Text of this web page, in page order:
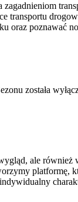
transportu
oraz
została
ale również
platformę,